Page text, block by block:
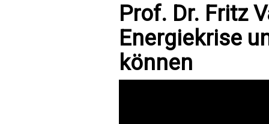
Prof. Dr. Fritz
Energiekrise
können